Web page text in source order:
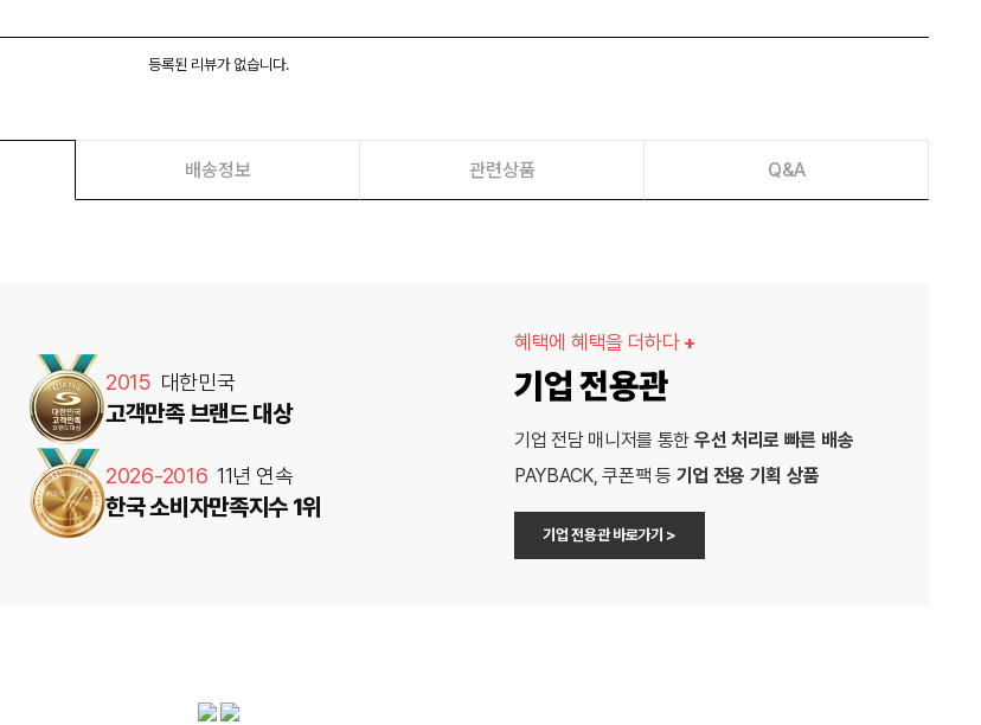
등록된 리뷰가 없습니다.
배송정보 관련상품 Q&A
2015 대한민국
고객만족 브랜드 대상
2026-2016 11년 연속
한국 소비자만족지수 1위
혜택에 혜택을 더하다 +
기업 전용관
기업 전담 매니저를 통한 우선 처리로 빠른 배송
PAYBACK, 쿠폰팩 등 기업 전용 기획 상품
기업 전용관 바로가기 >